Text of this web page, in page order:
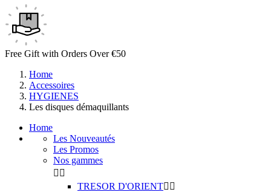
Free Gift with Orders Over €50
Home
Accessoires
HYGIENES
Les disques démaquillants
Home
Les Nouveautés
Les Promos
Nos gammes
 
TRESOR D'ORIENT 